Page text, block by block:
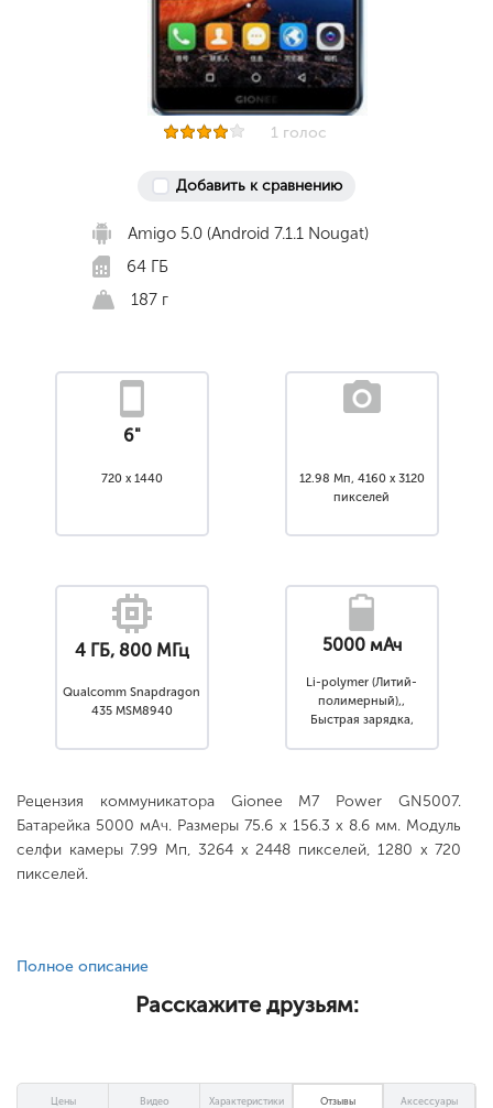
1 голос
Добавить к сравнению
Amigo 5.0 (Android 7.1.1 Nougat)
64 ГБ
187 г
6"
720 x 1440
12.98 Мп, 4160 x 3120
пикселей
4 ГБ, 800 МГц
Qualcomm Snapdragon
435 MSM8940
5000 мАч
Li-polymer (Литий-
полимерный),,
Быстрая зарядка,
Рецензия коммуникатора Gionee M7 Power GN5007.
Батарейка 5000 мАч. Размеры 75.6 x 156.3 x 8.6 мм. Модуль
селфи камеры 7.99 Мп, 3264 x 2448 пикселей, 1280 x 720
пикселей.
Полное описание
Расскажите друзьям:
Цены Видео Характеристики Отзывы Аксессуары